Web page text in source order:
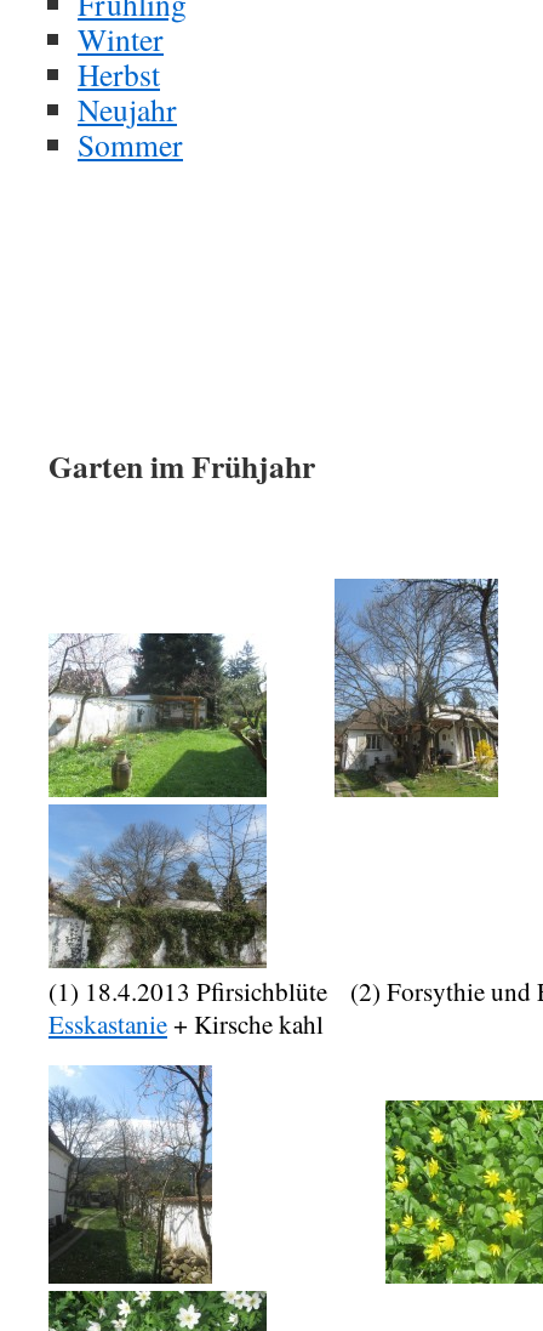
Winter
Herbst
Neujahr
Sommer
Garten im Frühjahr
(1) 18.4.2013 Pfirsichblüte (2) Forsythie und
Esskastanie+ Kirsche kahl